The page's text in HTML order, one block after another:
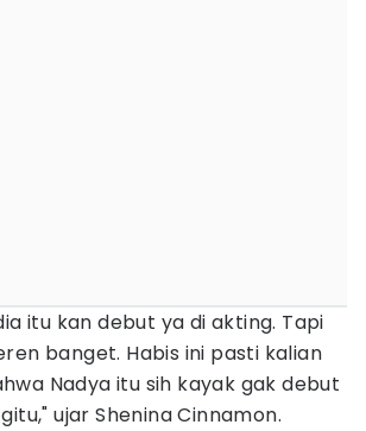
itu kan debut ya di akting. Tapi
banget. Habis ini pasti kalian
Nadya itu sih kayak gak debut
ujar Shenina Cinnamon.